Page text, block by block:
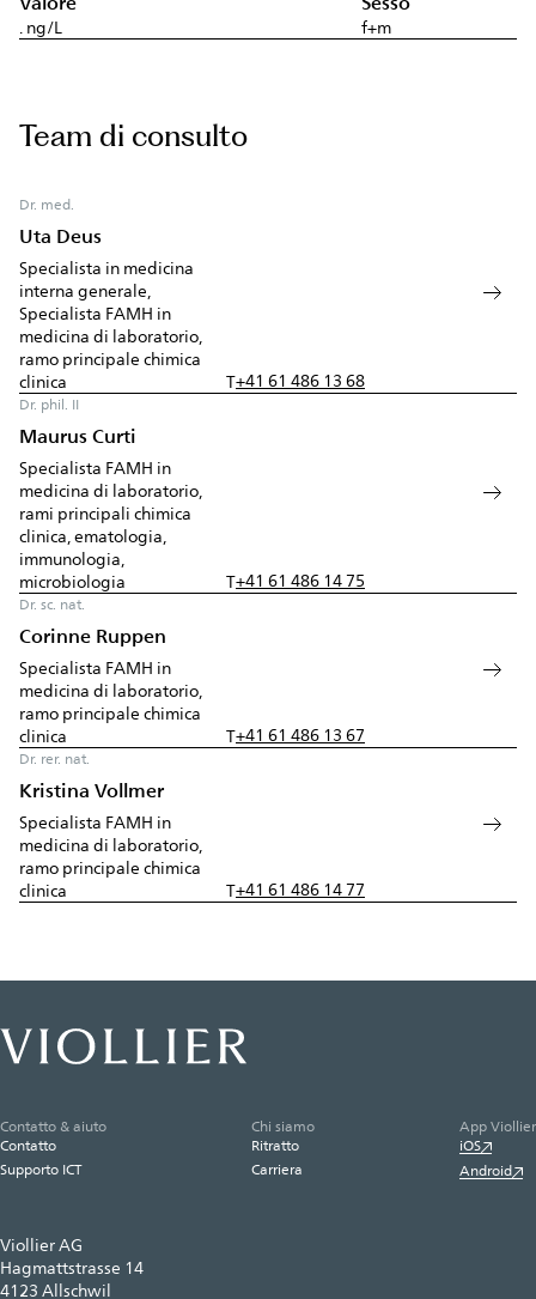
. ng/L f+m
Team di consulto
Dr. med.
Uta Deus
Specialista in medicina
interna generale,
Specialista FAMH in
medicina di laboratorio,
ramo principale chimica
clinica
T+41 61 486 13 68
Dr. phil. II
Maurus Curti
Specialista FAMH in
medicina di laboratorio,
rami principali chimica
clinica, ematologia,
immunologia,
microbiologia
T+41 61 486 14 75
Dr. sc. nat.
Corinne Ruppen
Specialista FAMH in
medicina di laboratorio,
ramo principale chimica
clinica
T+41 61 486 13 67
Dr. rer. nat.
Kristina Vollmer
Specialista FAMH in
medicina di laboratorio,
ramo principale chimica
clinica
T+41 61 486 14 77
Viollier AG
Hagmattstrasse 14
4123 Allschwil
Contatto & aiuto
Contatto
Supporto ICT
Chi siamo
Ritratto
Carriera
App Viollier
iOS
Android